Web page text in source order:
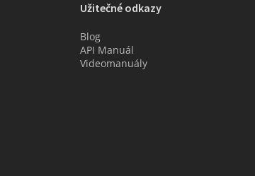
Užitečné odkazy
Blog
API Manuál
Videomanuály